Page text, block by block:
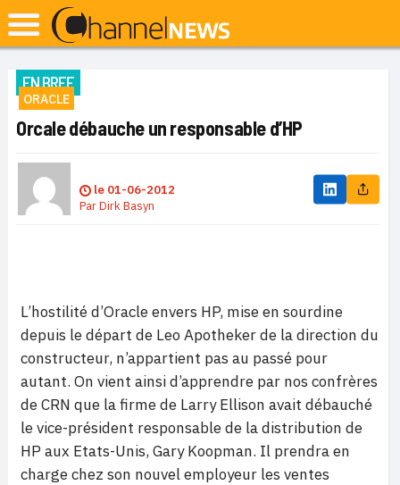
EN BREF
ORACLE
Orcale débauche un responsable d’HP
le 01-06-2012
ParDirk Basyn
L’hostilité d’Oracle envers HP, mise en sourdine
depuis le départ de Leo Apotheker de la direction du
constructeur, n’appartient pas au passé pour
autant. On vient ainsi d’apprendre par nos confrères
de CRN que la firme de Larry Ellison avait débauché
le vice-président responsable de la distribution de
HP aux Etats-Unis, Gary Koopman. Il prendra en
charge chez son nouvel employeur les ventes